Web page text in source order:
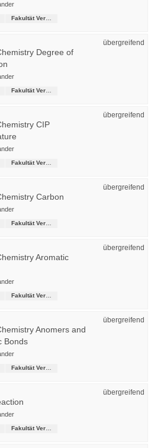
übergreifend
Degree of
übergreifend
CIP
übergreifend
Carbon
übergreifend
Aromatic
übergreifend
Anomers and
Bonds
übergreifend